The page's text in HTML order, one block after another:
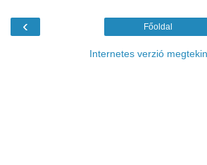
‹ Főoldal
Internetes verzió